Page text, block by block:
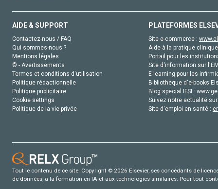
AIDE & SUPPORT
Contactez-nous / FAQ
Qui sommes-nous ?
Mentions légales
© - Avertissements
Termes et conditions d'utilisation
Politique rédactionnelle
Politique publicitaire
Cookie settings
Politique de la vie privée
PLATEFORMES
Site e-commerce :
Aide à la pratique
Portail pour les
Site d'information sur
E-learning pour les
Bibliothèque d'e-books
Blog special IFSI :
Suivez notre actualité
Site d'emploi en santé :
Tout le contenu de ce site: Copyright © 2026 Elsevier, ses concédants de
de données, a la formation en IA et aux technologies similaires. Pour tout